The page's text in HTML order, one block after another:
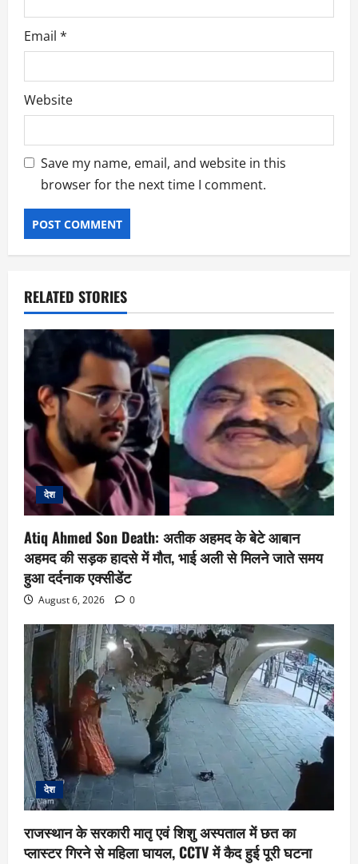
Email *
Website
Save my name, email, and website in this
browser for the next time I comment.
RELATED STORIES
देश
Atiq Ahmed Son Death: अतीक अहमद के बेटे आबान
अहमद की सड़क हादसे में मौत, भाई अली से मिलने जाते समय
हुआ दर्दनाक एक्सीडेंट
August 6, 2026 0
देश
राजस्थान के सरकारी मातृ एवं शिशु अस्पताल में छत का
प्लास्टर गिरने से महिला घायल, CCTV में कैद हुई पूरी घटना